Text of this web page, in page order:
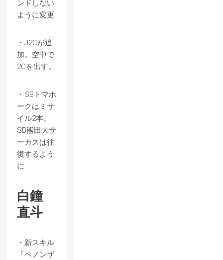
ンドしない
ように変更
・J2Cが追
加。空中で
2Cを出す。
・SBトマホ
ークはミサ
イル2本、
SB熊田大サ
ーカスは往
復するよう
に
白鐘
直斗
・新スキル
「ベノンザ